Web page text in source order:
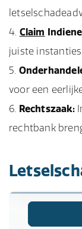
Claim
juiste instanties.
voor een
Rechtszaak:
rechtbank